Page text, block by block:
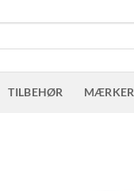
TILBEHØR MÆRKER